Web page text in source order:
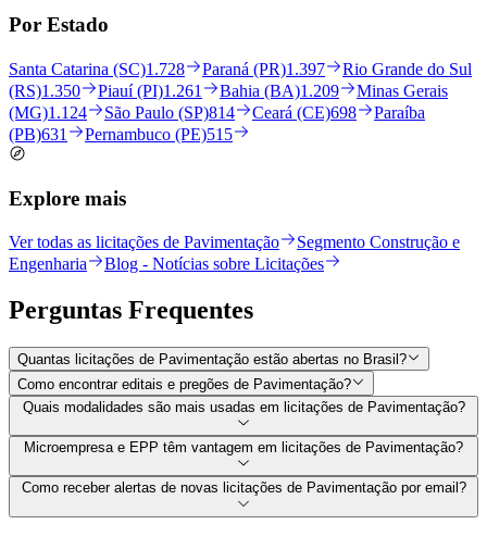
Por Estado
Santa Catarina (SC)1.728 Paraná (PR)1.397
Rio Grande do Sul
(RS)1.350 Piauí (PI)1.261 Bahia (BA)1.209
Minas Gerais
(MG)1.124 São Paulo (SP)814 Ceará (CE)698
Paraíba
(PB)631 Pernambuco (PE)515
Explore mais
Ver todas as licitações de Pavimentação
Segmento Construção e
Engenharia
Blog - Notícias sobre Licitações
Perguntas Frequentes
Quantas licitações de Pavimentação estão abertas no Brasil?
Como encontrar editais e pregões de Pavimentação?
Quais modalidades são mais usadas em licitações de Pavimentação?
Microempresa e EPP têm vantagem em licitações de Pavimentação?
Como receber alertas de novas licitações de Pavimentação por email?